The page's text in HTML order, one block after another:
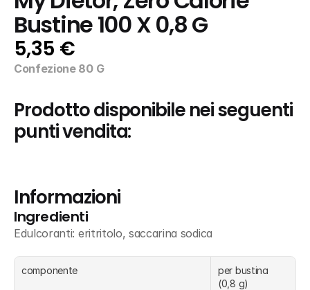
Bustine 100 X 0,8 G
5,35 €
Confezione 80 G
Prodotto disponibile nei seguenti
punti vendita:
Informazioni
Ingredienti
Edulcoranti: eritritolo, saccarina sodica
componente
per bustina
(0,8 g)